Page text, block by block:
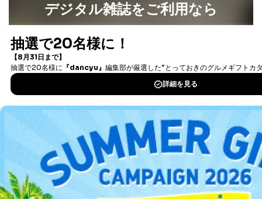
当社は、本人から、開示対象個人情報について利用目的
の通知を求められた場合には、遅滞なくこれに応じま
利用目的の通知を行なうことはできません。そのとき
は、本人に遅滞無くその旨を通知するとともに、理由を
説明させていただきます。
①利用目的を本人に通知し、又は公表することによって
当該事業者の権利又は正当な利益を害するおそれがある
場合
③国の機関又は地方公共団体が法令の定める事務を遂行
することに対して協力する必要がある場合であって、利
用目的を本人に通知し、又は公表することによって当該
事務の遂行に支障を及ぼすおそれがあるとき
④開示対象個人情報の利用目的が明らかな場合
デジタル雑誌をご利用なら
書籍）が無料で読み放題！
DOWNLOAD FOR IOS
DOWNLOAD FOR ANDROID
ご利用方法はこちら